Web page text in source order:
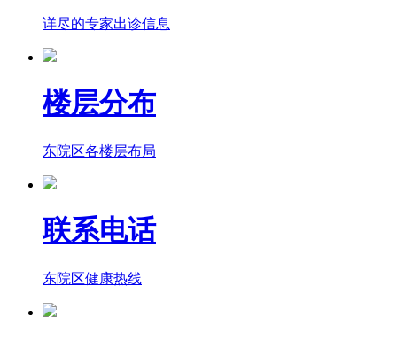
详尽的专家出诊信息
楼层分布
东院区各楼层布局
联系电话
东院区健康热线